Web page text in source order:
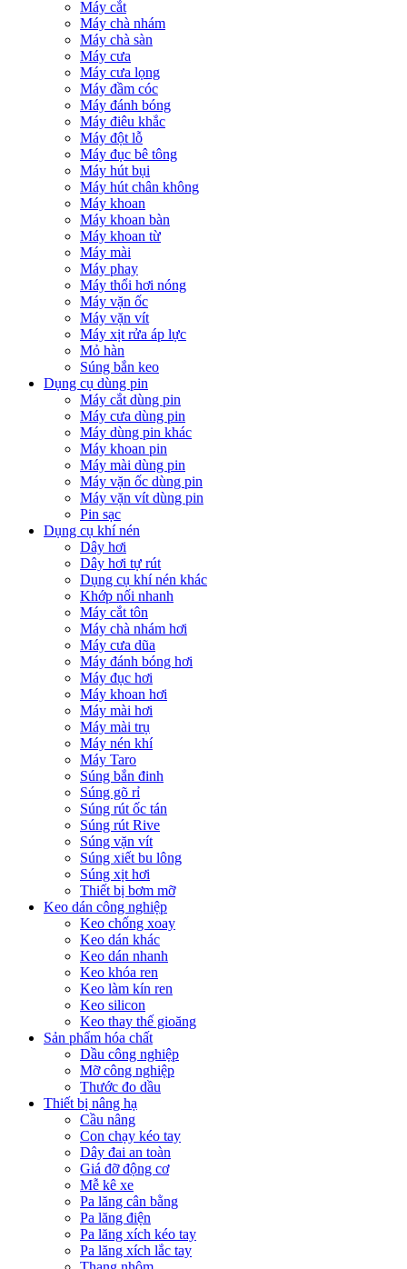
Máy cắt
Máy chà nhám
Máy chà sàn
Máy cưa
Máy cưa lọng
Máy đầm cóc
Máy đánh bóng
Máy điêu khắc
Máy đột lỗ
Máy đục bê tông
Máy hút bụi
Máy hút chân không
Máy khoan
Máy khoan bàn
Máy khoan từ
Máy mài
Máy phay
Máy thổi hơi nóng
Máy vặn ốc
Máy vặn vít
Máy xịt rửa áp lực
Mỏ hàn
Súng bắn keo
Dụng cụ dùng pin
Máy cắt dùng pin
Máy cưa dùng pin
Máy dùng pin khác
Máy khoan pin
Máy mài dùng pin
Máy vặn ốc dùng pin
Máy vặn vít dùng pin
Pin sạc
Dụng cụ khí nén
Dây hơi
Dây hơi tự rút
Dụng cụ khí nén khác
Khớp nối nhanh
Máy cắt tôn
Máy chà nhám hơi
Máy cưa dũa
Máy đánh bóng hơi
Máy đục hơi
Máy khoan hơi
Máy mài hơi
Máy mài trụ
Máy nén khí
Máy Taro
Súng bắn đinh
Súng gõ rỉ
Súng rút ốc tán
Súng rút Rive
Súng vặn vít
Súng xiết bu lông
Súng xịt hơi
Thiết bị bơm mỡ
Keo dán công nghiệp
Keo chống xoay
Keo dán khác
Keo dán nhanh
Keo khóa ren
Keo làm kín ren
Keo silicon
Keo thay thế gioăng
Sản phẩm hóa chất
Dầu công nghiệp
Mỡ công nghiệp
Thước đo dầu
Thiết bị nâng hạ
Cầu nâng
Con chạy kéo tay
Dây đai an toàn
Giá đỡ động cơ
Mễ kê xe
Pa lăng cân bằng
Pa lăng điện
Pa lăng xích kéo tay
Pa lăng xích lắc tay